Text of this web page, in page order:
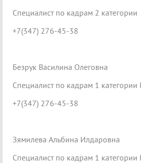
Специалист по кадрам 2 категории
+7(347) 276-45-38
Безрук Василина Олеговна
Специалист по кадрам 1 категории
+7(347) 276-45-38
Зямилева Альбина Илдаровна
Специалист по кадрам 1 категории